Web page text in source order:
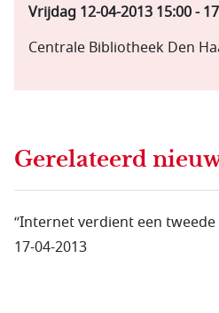
Vrijdag 12-04-2013 15:00-
Centrale Bibliotheek Den
Gerelateerd
“Internet verdient een tweede
17-04-2013